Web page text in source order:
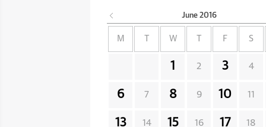
June 2016
M W F S
1 2 3 4
6 7 8 9 10 11
13 14 15 16 17 18